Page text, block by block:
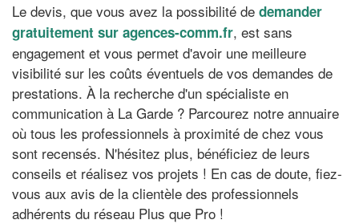
Le devis, que vous avez la possibilité de demander
gratuitement sur agences-comm.fr, est sans
engagement et vous permet d'avoir une meilleure
visibilité sur les coûts éventuels de vos demandes de
prestations. À la recherche d'un spécialiste en
communication à La Garde ? Parcourez notre annuaire
où tous les professionnels à proximité de chez vous
sont recensés. N'hésitez plus, bénéficiez de leurs
conseils et réalisez vos projets ! En cas de doute, fiez-
vous aux avis de la clientèle des professionnels
adhérents du réseau Plus que Pro !